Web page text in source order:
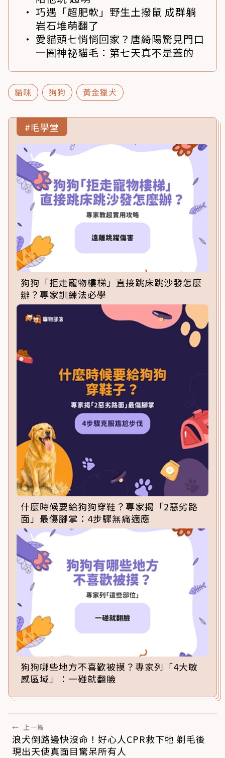
巧遇「超肥軟」野生土撥鼠 成群躺
岩石堆萌翻了
愛貓頭七悄悄回家？唐綺陽驚見門口
一圈神祕貓毛：第七天真不是蓋的
貓咪 狗狗 黃金獵犬
#毛學堂
狗狗「拒走寵物樓梯」直接跳床跳沙發怎麼
辦？專家訓練法必學
什麼時候要給狗狗穿鞋？專家揭「2惡劣路
面」最傷腳掌：4步驟無痛適應
狗狗哪些地方不喜歡被摸？專家列「4大敏
感區域」：一碰就翻臉
← 上一篇
浪犬倒路邊快沒命！好心人CPR救下牠 剃毛後
現出天使真面目驚呆所有人